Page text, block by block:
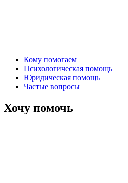
Кому помогаем
Психологическая помощь
Юридическая помощь
Частые вопросы
Хочу помочь